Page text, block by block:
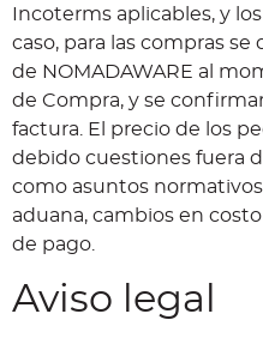
Incoterms aplicables, y
caso, para las compras
de NOMADAWARE al
de Compra, y se
factura. El precio de los
debido cuestiones fuera
como asuntos
aduana, cambios en
de pago.
Aviso legal